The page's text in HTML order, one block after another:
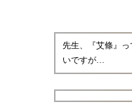
先生、『艾條』
いですが…